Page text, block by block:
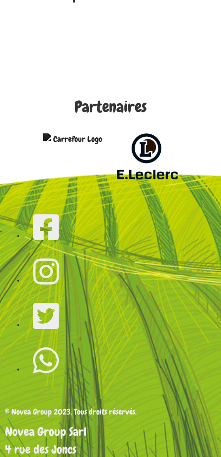
Partenaires
© Novea Group 2023. Tous droits réservés.
Novea Group Sarl
4 rue des Joncs